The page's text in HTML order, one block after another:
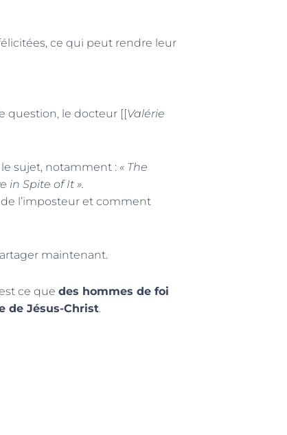
ce qui peut rendre leur
question, le docteur [[Valérie
sujet, notamment : « The
in Spite of It ».
l’imposteur et comment
maintenant.
ce que des hommes de foi
de Jésus-Christ.